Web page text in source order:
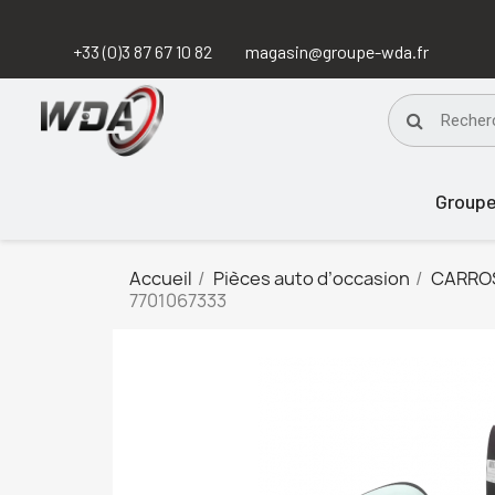
+33 (0)3 87 67 10 82 magasin@groupe-wda.fr
Accueil Pièces auto d’occasion
7701067333